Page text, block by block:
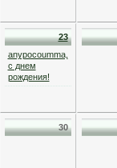
23
anypocoumma,
с днем
рождения!
30